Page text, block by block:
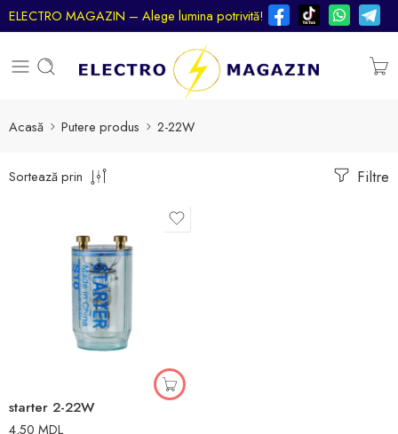
ELECTRO MAGAZIN – Alege lumina potrivită!
Acasă Putere produs 2-22W
Filtre
Sortează prin
starter 2-22W
4,50 MDL